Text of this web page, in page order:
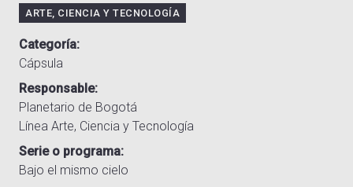
ARTE, CIENCIA Y TECNOLOGÍA
Categoría
Cápsula
Responsable
Planetario de Bogotá
Línea Arte, Ciencia y Tecnología
Serie o programa
Bajo el mismo cielo